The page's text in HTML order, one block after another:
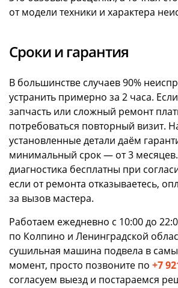
от модели техники и характера
Сроки и гарантия
В большинстве случаев 90%
устранить примерно за 2 часа.
запчасть или сложный ремонт
потребоваться повторный визит.
установленные детали даём
минимальный срок — от 3
диагностика бесплатны при
если от ремонта отказываетесь,
за вызов мастера.
Работаем ежедневно с 10:00 до
по Колпино и Ленинградской
сушильная машина подвела в
момент, просто позвоните по +7
согласуем выезд и постараемся